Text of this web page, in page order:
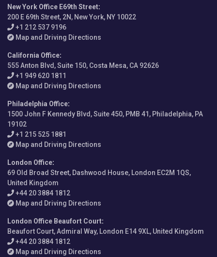
New York Office E69th Street:
200 E 69th Street, 2N, New York, NY 10022
+1 212 537 9196
Map and Driving Directions
California Office:
555 Anton Blvd, Suite 150, Costa Mesa, CA 92626
+1 949 620 1811
Map and Driving Directions
Philadelphia Office:
1500 John F Kennedy Blvd, Suite 450, PMB 41, Philadelphia, PA
19102
+1 215 525 1881
Map and Driving Directions
London Office:
69 Old Broad Street, Dashwood House, London EC2M 1QS,
United Kingdom
+44 20 3884 1812
Map and Driving Directions
London Office Beaufort Court:
Beaufort Court, Admiral Way, London E14 9XL, United Kingdom
+44 20 3884 1812
Map and Driving Directions